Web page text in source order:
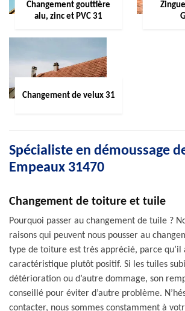
Changement gouttière
alu, zinc et PVC 31
Changement de velux 31
Spécialiste en démoussage
Empeaux 31470
Changement de toiture et tuile
Pourquoi passer au changement de tuile ?
raisons qui peuvent nous pousser au
type de toiture est très apprécié, parce qu’il
caractéristique plutôt positif. Si les tuiles
détérioration ou d’autre dommage, son
conseillé pour éviter d’autre problème.
contacter, nous sommes constamment à